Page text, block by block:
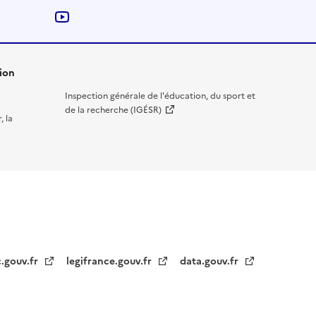
la
Inspection générale de l'éducation, du sport et
de la recherche (IGÉSR)
legifrance.gouv.fr data.gouv.fr